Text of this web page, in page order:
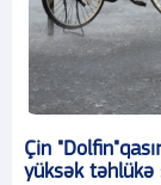
Çin
yüksək təhlükə